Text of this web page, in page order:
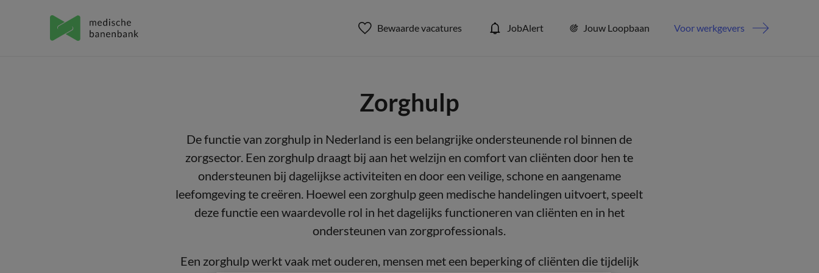
Bewaarde vacatures JobAlert Jouw Loopbaan Voor werkgevers
Zorghulp
De functie van zorghulp in Nederland is een belangrijke ondersteunende rol binnen de
zorgsector. Een zorghulp draagt bij aan het welzijn en comfort van cliënten door hen te
ondersteunen bij dagelijkse activiteiten en door een veilige, schone en aangename
leefomgeving te creëren. Hoewel een zorghulp geen medische handelingen uitvoert, speelt
deze functie een waardevolle rol in het dagelijks functioneren van cliënten en in het
ondersteunen van zorgprofessionals.
Een zorghulp werkt vaak met ouderen, mensen met een beperking of cliënten die tijdelijk